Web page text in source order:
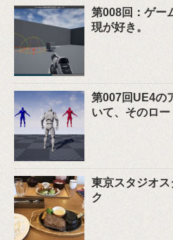
第008回：ゲー
現が好き。
第007回UE4の
いて、そのロ
東京スタジオ
ク